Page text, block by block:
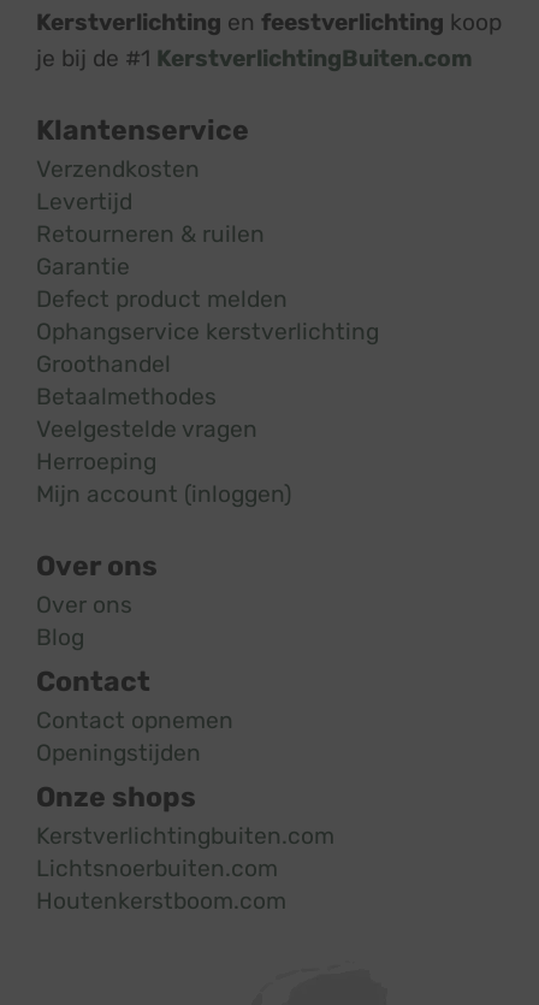
Kerstverlichting en feestverlichting koop
je bij de #1 KerstverlichtingBuiten.com
Klantenservice
Verzendkosten
Levertijd
Retourneren & ruilen
Garantie
Defect product melden
Ophangservice kerstverlichting
Groothandel
Betaalmethodes
Veelgestelde vragen
Herroeping
Mijn account (inloggen)
Over ons
Over ons
Blog
Contact
Contact opnemen
Openingstijden
Onze shops
Kerstverlichtingbuiten.com
Lichtsnoerbuiten.com
Houtenkerstboom.com